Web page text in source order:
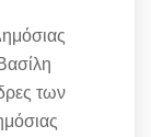
των